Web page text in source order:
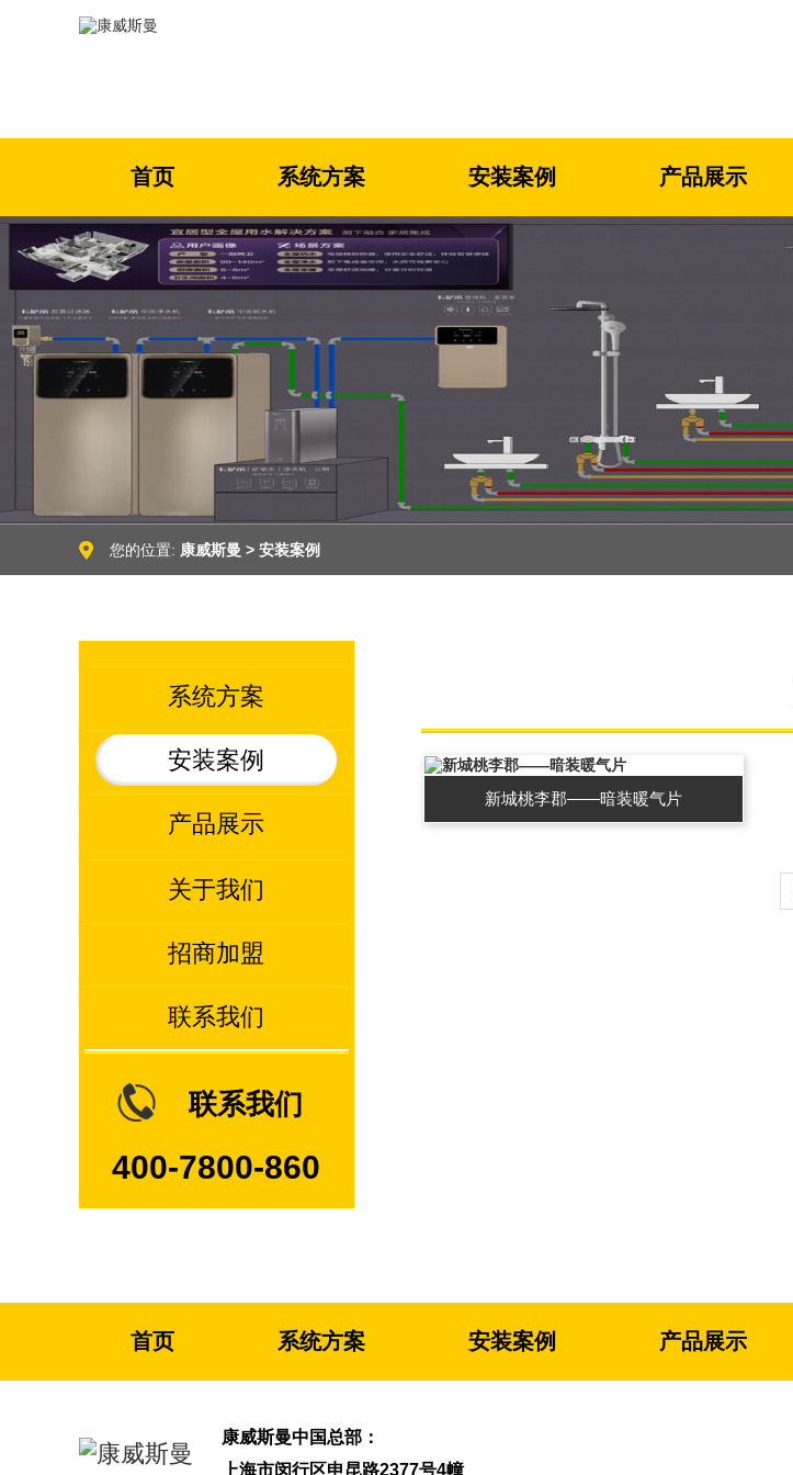
首页 系统方案 安装案例 产品展示
您的位置: 康威斯曼 > 安装案例
系统方案
安装案例
产品展示
关于我们
招商加盟
联系我们
400-7800-860
联系我们
新城桃李郡——暗装暖气片
首页 系统方案 安装案例 产品展示
康威斯曼中国总部：
上海市闵行区申昆路2377号4幢